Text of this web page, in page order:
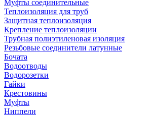
Муфты соединительные
Теплоизоляция для труб
Защитная теплоизоляция
Крепление теплоизоляции
Трубная полиэтиленовая изоляция
Резьбовые соединители латунные
Бочата
Водоотводы
Водорозетки
Гайки
Крестовины
Муфты
Ниппели